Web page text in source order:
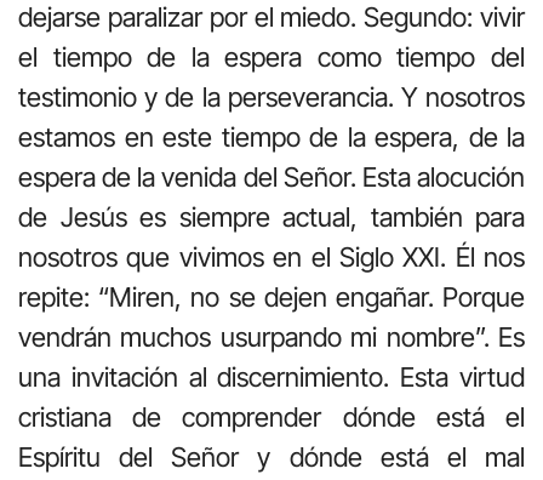
dejarse paralizar por el miedo. Segundo: vivir
el tiempo de la espera como tiempo del
testimonio y de la perseverancia. Y nosotros
estamos en este tiempo de la espera, de la
espera de la venida del Señor. Esta alocución
de Jesús es siempre actual, también para
nosotros que vivimos en el Siglo XXI. Él nos
repite: “Miren, no se dejen engañar. Porque
vendrán muchos usurpando mi nombre”. Es
una invitación al discernimiento. Esta virtud
cristiana de comprender dónde está el
Espíritu del Señor y dónde está el mal